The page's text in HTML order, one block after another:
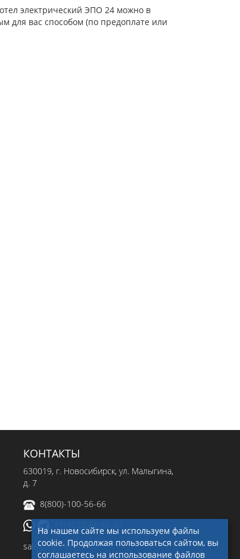
электрический ЭПО 24 можно в
для вас способом (по предоплате или
КОНТАКТЫ
630019, г. Новосибирск, ул. Малыгина,
д. 7
8(800)-100-56-66
sale@ingenerseti.ru
На нашем сайте мы используем файлы
cookie. Продолжая пользоваться сайтом, вы
соглашаетесь на использование файлов